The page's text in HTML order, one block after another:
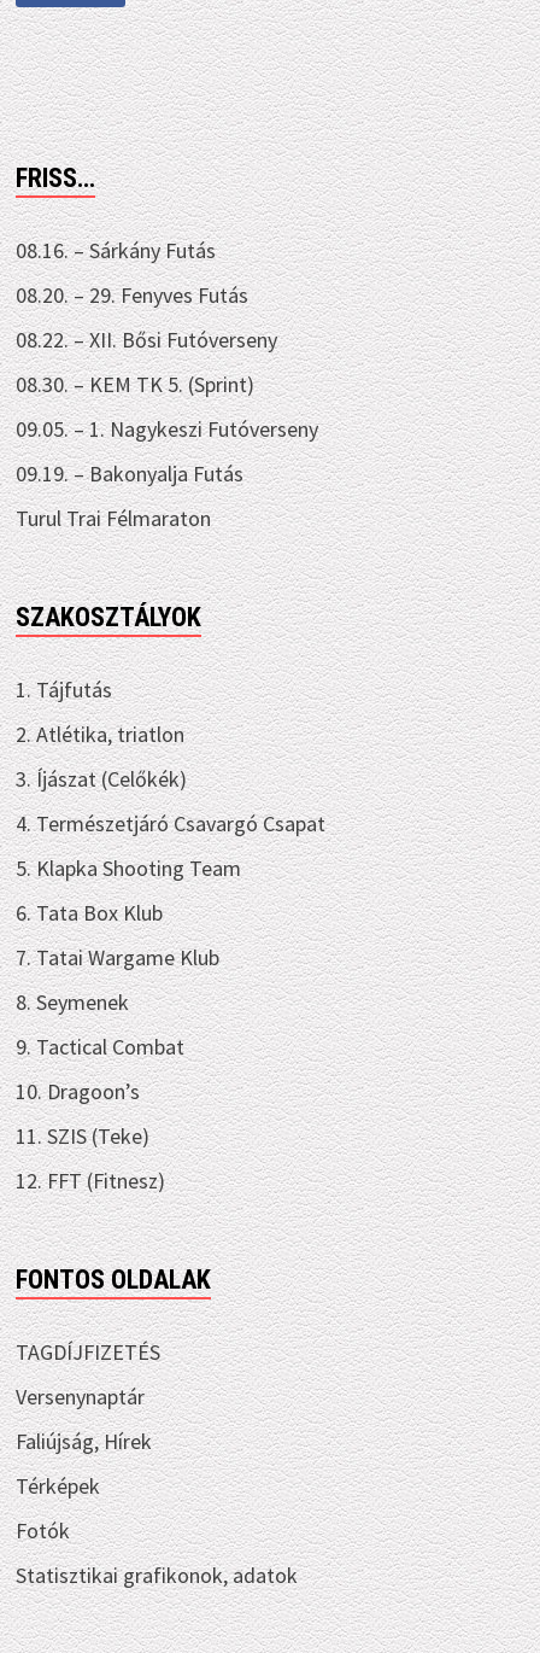
FRISS…
08.16. – Sárkány Futás
08.20. – 29. Fenyves Futás
08.22. – XII. Bősi Futóverseny
08.30. – KEM TK 5. (Sprint)
09.05. – 1. Nagykeszi Futóverseny
09.19. – Bakonyalja Futás
Turul Trai Félmaraton
SZAKOSZTÁLYOK
1. Tájfutás
2. Atlétika, triatlon
3. Íjászat (Celőkék)
4. Természetjáró Csavargó Csapat
5. Klapka Shooting Team
6. Tata Box Klub
7. Tatai Wargame Klub
8. Seymenek
9. Tactical Combat
10. Dragoon’s
11. SZIS (Teke)
12. FFT (Fitnesz)
FONTOS OLDALAK
TAGDÍJFIZETÉS
Versenynaptár
Faliújság, Hírek
Térképek
Fotók
Statisztikai grafikonok, adatok